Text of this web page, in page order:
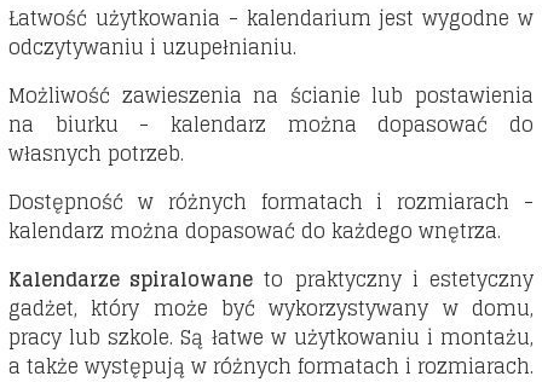
Łatwość użytkowania - kalendarium jest wygodne w
odczytywaniu i uzupełnianiu.
Możliwość zawieszenia na ścianie lub postawienia
na biurku - kalendarz można dopasować do
własnych potrzeb.
Dostępność w różnych formatach i rozmiarach -
kalendarz można dopasować do każdego wnętrza.
Kalendarze spiralowane to praktyczny i estetyczny
gadżet, który może być wykorzystywany w domu,
pracy lub szkole. Są łatwe w użytkowaniu i montażu,
a także występują w różnych formatach i rozmiarach.